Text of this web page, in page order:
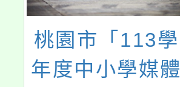
桃園市「113學
年度中小學媒體